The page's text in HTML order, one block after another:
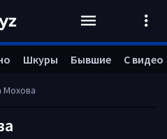
Мохова
Шкуры Бывшие С видео